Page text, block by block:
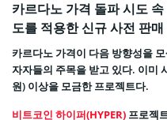
카르다노 가격 돌파 시도
도를 적용한 신규 사전 판
카르다노 가격이 다음 방향성을
자자들의 주목을 받고 있다. 이미
원) 이상을 모금한 프로젝트다.
비트코인 하이퍼(HYPER) 프로젝